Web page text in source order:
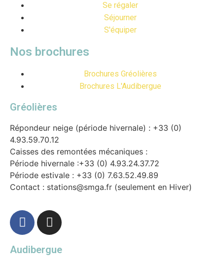
Se régaler
Séjourner
S'équiper
Nos brochures
Brochures Gréolières
Brochures L'Audibergue
Gréolières
Répondeur neige (période hivernale) : +33 (0)
4.93.59.70.12
Caisses des remontées mécaniques :
Période hivernale :+33 (0) 4.93.24.37.72
Période estivale : +33 (0) 7.63.52.49.89
Contact : stations@smga.fr (seulement en Hiver)
Audibergue